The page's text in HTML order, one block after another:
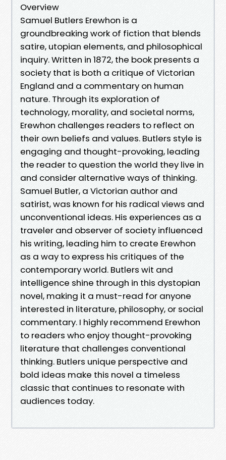
Overview
Samuel Butlers Erewhon is a
groundbreaking work of fiction that blends
satire, utopian elements, and philosophical
inquiry. Written in 1872, the book presents a
society that is both a critique of Victorian
England and a commentary on human
nature. Through its exploration of
technology, morality, and societal norms,
Erewhon challenges readers to reflect on
their own beliefs and values. Butlers style is
engaging and thought-provoking, leading
the reader to question the world they live in
and consider alternative ways of thinking.
Samuel Butler, a Victorian author and
satirist, was known for his radical views and
unconventional ideas. His experiences as a
traveler and observer of society influenced
his writing, leading him to create Erewhon
as a way to express his critiques of the
contemporary world. Butlers wit and
intelligence shine through in this dystopian
novel, making it a must-read for anyone
interested in literature, philosophy, or social
commentary. I highly recommend Erewhon
to readers who enjoy thought-provoking
literature that challenges conventional
thinking. Butlers unique perspective and
bold ideas make this novel a timeless
classic that continues to resonate with
audiences today.